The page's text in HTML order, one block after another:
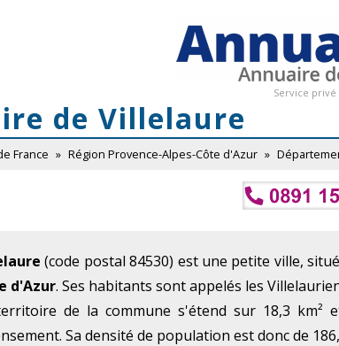
Service
de Villelaure
France » Région Provence-Alpes-Côte d'Azur »
(code postal 84530) est une petite ville,
d'Azur. Ses habitants sont appelés les
de la commune s'étend sur 18,3 km²
Sa densité de population est donc de